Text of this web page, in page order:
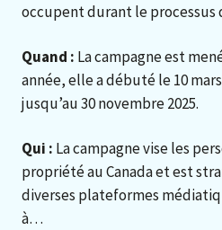
occupent durant le processus
Quand : La campagne est
année, elle a débuté le 10
jusqu’au 30 novembre 2025.
Qui : La campagne vise les
propriété au Canada et est
diverses plateformes
à…